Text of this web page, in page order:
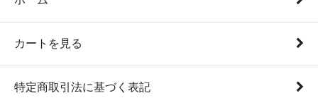
カートを見る
特定商取引法に基づく表記